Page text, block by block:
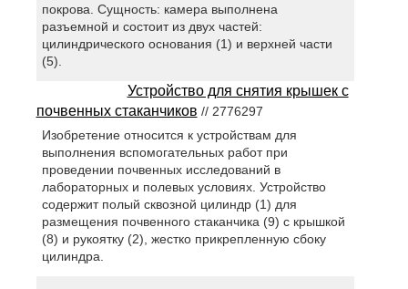
покрова. Сущность: камера выполнена
разъемной и состоит из двух частей:
цилиндрического основания (1) и верхней части
(5).
Устройство для снятия крышек с
почвенных стаканчиков // 2776297
Изобретение относится к устройствам для
выполнения вспомогательных работ при
проведении почвенных исследований в
лабораторных и полевых условиях. Устройство
содержит полый сквозной цилиндр (1) для
размещения почвенного стаканчика (9) с крышкой
(8) и рукоятку (2), жестко прикрепленную сбоку
цилиндра.